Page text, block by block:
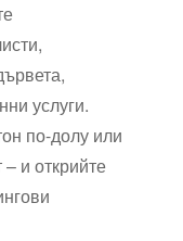
услуги.
по-долу или
и открийте